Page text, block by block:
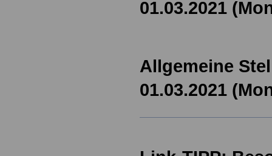
01.03.2021
Allgemeine
01.03.2021